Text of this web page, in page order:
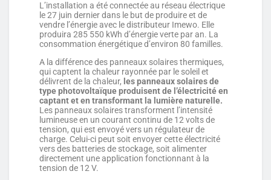
L’installation a été connectée au réseau électrique
le 27 juin dernier dans le but de produire et de
vendre l’énergie avec le distributeur Imewo. Elle
produira 285 550 kWh d’énergie verte par an. La
consommation énergétique d’environ 80 familles.
A la différence des panneaux solaires thermiques,
qui captent la chaleur rayonnée par le soleil et
délivrent de la chaleur, les panneaux solaires de
type photovoltaïque produisent de l’électricité en
captant et en transformant la lumière naturelle.
Les panneaux solaires transforment l’intensité
lumineuse en un courant continu de 12 volts de
tension, qui est envoyé vers un régulateur de
charge. Celui-ci peut soit envoyer cette électricité
vers des batteries de stockage, soit alimenter
directement une application fonctionnant à la
tension de 12 V.